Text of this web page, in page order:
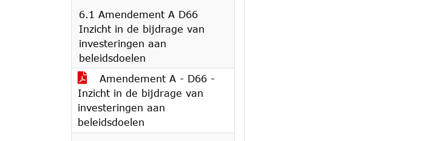
6.1 Amendement A D66
Inzicht in de bijdrage van
investeringen aan
beleidsdoelen
Amendement A - D66 -
Inzicht in de bijdrage van
investeringen aan
beleidsdoelen